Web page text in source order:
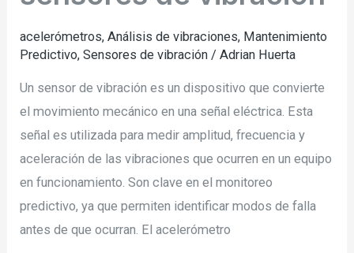
acelerómetros,Análisis de vibraciones, Mantenimiento
Predictivo,Sensores de vibración /Adrian Huerta
Un sensor de vibración es un dispositivo que convierte
el movimiento mecánico en una señal eléctrica. Esta
señal es utilizada para medir amplitud, frecuencia y
aceleración de las vibraciones que ocurren en un equipo
en funcionamiento. Son clave en el monitoreo
predictivo, ya que permiten identificar modos de falla
antes de que ocurran. El acelerómetro